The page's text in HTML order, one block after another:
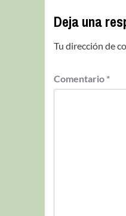
Deja una
Tu dirección de
Comentario *